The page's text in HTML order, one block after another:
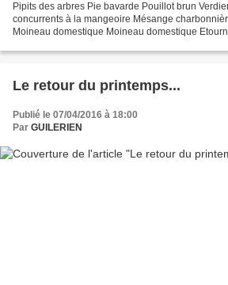
Pipits des arbres Pie bavarde Pouillot brun Verdier Le verdier face à ses
concurrents à la mangeoire Mésange
Moineau domestique Moineau domestique
Le retour du printemps...
Publié le 07/04/2016 à 18:00
Par GUILERIEN